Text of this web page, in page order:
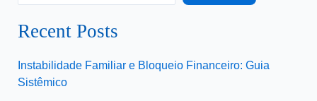
Recent Posts
Instabilidade Familiar e Bloqueio Financeiro: Guia
Sistêmico